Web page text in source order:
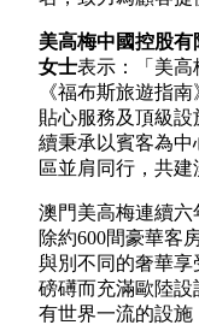
美高梅中國控股
女士表示：「美高
《福布斯旅遊指
貼心服務及頂級
續秉承以賓客為
區並肩同行，共建
澳門美高梅連續六
除約600間豪華客
與別不同的奢華
磅礡而充滿歐陸
有世界一流的設施